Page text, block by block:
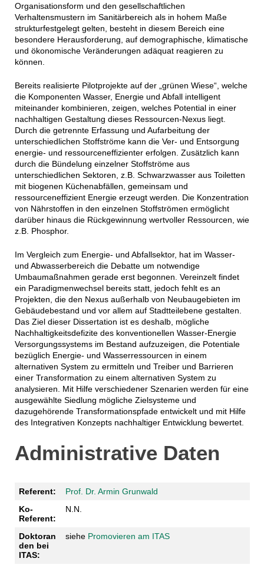
Organisationsform und den gesellschaftlichen
Verhaltensmustern im Sanitärbereich als in hohem Maße
strukturfestgelegt gelten, besteht in diesem Bereich eine
besondere Herausforderung, auf demographische, klimatische
und ökonomische Veränderungen adäquat reagieren zu
können.
Bereits realisierte Pilotprojekte auf der „grünen Wiese“, welche
die Komponenten Wasser, Energie und Abfall intelligent
miteinander kombinieren, zeigen, welches Potential in einer
nachhaltigen Gestaltung dieses Ressourcen-Nexus liegt.
Durch die getrennte Erfassung und Aufarbeitung der
unterschiedlichen Stoffströme kann die Ver- und Entsorgung
energie- und ressourceneffizienter erfolgen. Zusätzlich kann
durch die Bündelung einzelner Stoffströme aus
unterschiedlichen Sektoren, z.B. Schwarzwasser aus Toiletten
mit biogenen Küchenabfällen, gemeinsam und
ressourceneffizient Energie erzeugt werden. Die Konzentration
von Nährstoffen in den einzelnen Stoffströmen ermöglicht
darüber hinaus die Rückgewinnung wertvoller Ressourcen, wie
z.B. Phosphor.
Im Vergleich zum Energie- und Abfallsektor, hat im Wasser-
und Abwasserbereich die Debatte um notwendige
Umbaumaßnahmen gerade erst begonnen. Vereinzelt findet
ein Paradigmenwechsel bereits statt, jedoch fehlt es an
Projekten, die den Nexus außerhalb von Neubaugebieten im
Gebäudebestand und vor allem auf Stadtteilebene gestalten.
Das Ziel dieser Dissertation ist es deshalb, mögliche
Nachhaltigkeitsdefizite des konventionellen Wasser-Energie
Versorgungssystems im Bestand aufzuzeigen, die Potentiale
bezüglich Energie- und Wasserressourcen in einem
alternativen System zu ermitteln und Treiber und Barrieren
einer Transformation zu einem alternativen System zu
analysieren. Mit Hilfe verschiedener Szenarien werden für eine
ausgewählte Siedlung mögliche Zielsysteme und
dazugehörende Transformationspfade entwickelt und mit Hilfe
des Integrativen Konzepts nachhaltiger Entwicklung bewertet.
Administrative Daten
Referent:
Prof. Dr. Armin Grunwald
Ko-
Referent:
N.N.
Doktoran
den bei
ITAS:
siehe Promovieren am ITAS